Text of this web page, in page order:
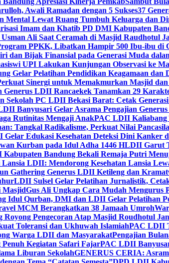
Awali Ramadan dengan 5 Sukses37
Mental Lewat Ruang Tumbuh Keluarga dan
Imam dan Khatib PD DMI Kabupaten
Ali Saat Ceramah di Masjid Raudhotul
PPKK, Libatkan Hampir 500 Ibu-ibu di
dan Bijak Finansial pada Generasi Muda
UPI Lakukan Kunjungan Observasi ke
Gelar Pelatihan Pendidikan Keagamaan dan
Sinergi untuk Memakmurkan Masjid
Generus LDII Rancaekek Tanamkan 29
Sekolah PC LDII Bekasi Barat: Cetak
Banyusari Gelar Asrama Pengajian
Rutinitas Mengaji AnakPAC LDII Kaliabang
Tangkal Radikalisme, Perkuat Nilai Pancasila
Edukasi Kesehatan Deteksi Dini Kanker
Kurban pada Idul Adha 1446 HLDII Garut
Bandung Bekali Remaja Putri
LDII: Mendorong Kesehatan Lansia
Gathering Generus LDII Ketileng dan
LDII Sulsel Gelar Pelatihan Jurnalistik,
MasjidGus Ali Ungkap Cara Mudah Mengurus
Idul Qurban, DMI dan LDII Gelar Pelatihan
MCM Berangkatkan 38 Jamaah Umroh
Pengecoran Atap Masjid Roudhotul
Toleransi dan Ukhuwah IslamiahPAC LDII
Warga LDII dan MasyarakatPengajian
Kegiatan Safari FajarPAC LDII
Liburan SekolahGENERUS CERIA: